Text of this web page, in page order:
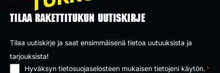
TILAA RAKETTITUKUN UUTISKIRJE
Tilaa uutiskirje ja saat ensimmäisenä tietoa uutuuksista ja
tarjouksista!
Hyväksyn tietosuojaselosteen mukaisen tietojeni käytön. *